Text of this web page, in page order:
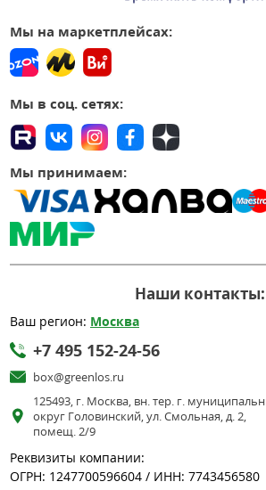
Мы на маркетплейсах:
Мы в соц. сетях:
Мы принимаем:
Наши контакты:
Ваш регион: Москва
+7 495 152-24-56
box@greenlos.ru
125493, г. Москва, вн. тер. г.
округ Головинский, ул. Смольная, д. 2,
помещ. 2/9
Реквизиты компании:
ОГРН: 1247700596604 / ИНН: 7743456580